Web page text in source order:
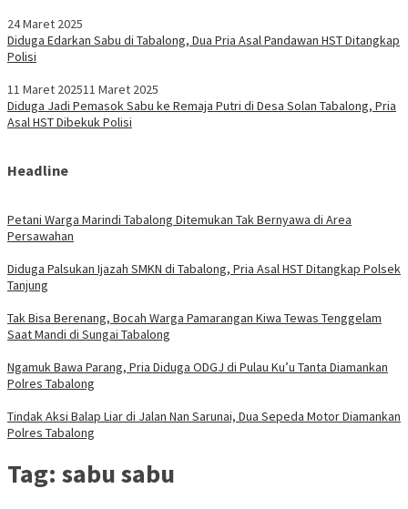
24 Maret 2025
Diduga Edarkan Sabu di Tabalong, Dua Pria Asal Pandawan HST Ditangkap
Polisi
11 Maret 202511 Maret 2025
Diduga Jadi Pemasok Sabu ke Remaja Putri di Desa Solan Tabalong, Pria
Asal HST Dibekuk Polisi
Headline
Petani Warga Marindi Tabalong Ditemukan Tak Bernyawa di Area
Persawahan
Diduga Palsukan Ijazah SMKN di Tabalong, Pria Asal HST Ditangkap Polsek
Tanjung
Tak Bisa Berenang, Bocah Warga Pamarangan Kiwa Tewas Tenggelam
Saat Mandi di Sungai Tabalong
Ngamuk Bawa Parang, Pria Diduga ODGJ di Pulau Ku’u Tanta Diamankan
Polres Tabalong
Tindak Aksi Balap Liar di Jalan Nan Sarunai, Dua Sepeda Motor Diamankan
Polres Tabalong
Tag: sabu sabu